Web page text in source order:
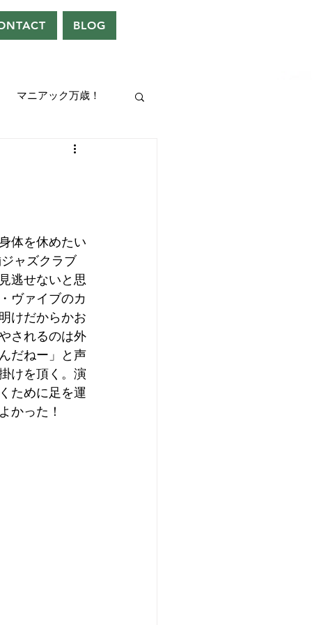
BLOG
マニアック万歳！
体を休めたい
ャズクラブ
逃せないと思
ヴァイブのカ
けだからかお
されるのは外
だねー」と声
けを頂く。演
ために足を運
かった！